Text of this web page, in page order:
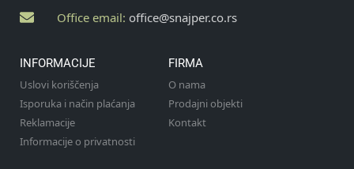
Office email: office@snajper.co.rs
INFORMACIJE
Uslovi koriščenja
Isporuka i način plaćanja
Reklamacije
Informacije o privatnosti
FIRMA
O nama
Prodajni objekti
Kontakt